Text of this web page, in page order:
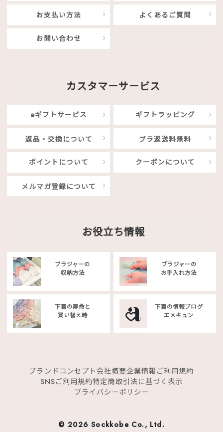
お支払い方法 よくあるご質問
お問い合わせ
カスタマーサービス
eギフトサービス ギフトラッピング
返品・交換について ブラ返送料無料
ポイントについて クーポンについて
メルマガ登録について
お役立ち情報
ブラジャーの
収納方法
ブラジャーの
お手入れ方法
下着の寿命と
買い替え時
下着の情報ブログ
エメキュン
ブランドコンセプト会社概要企業情報 ご利用規約
SNSご利用規約特定商取引法に基づく表示
プライバシーポリシー
© 2026 Sockkobe Co., Ltd.